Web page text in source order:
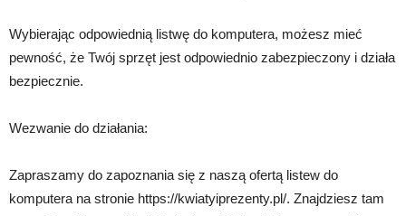
Wybierając odpowiednią listwę do komputera, możesz mieć
pewność, że Twój sprzęt jest odpowiednio zabezpieczony i działa
bezpiecznie.
Wezwanie do działania:
Zapraszamy do zapoznania się z naszą ofertą listew do
komputera na stronie https://kwiatyiprezenty.pl/. Znajdziesz tam